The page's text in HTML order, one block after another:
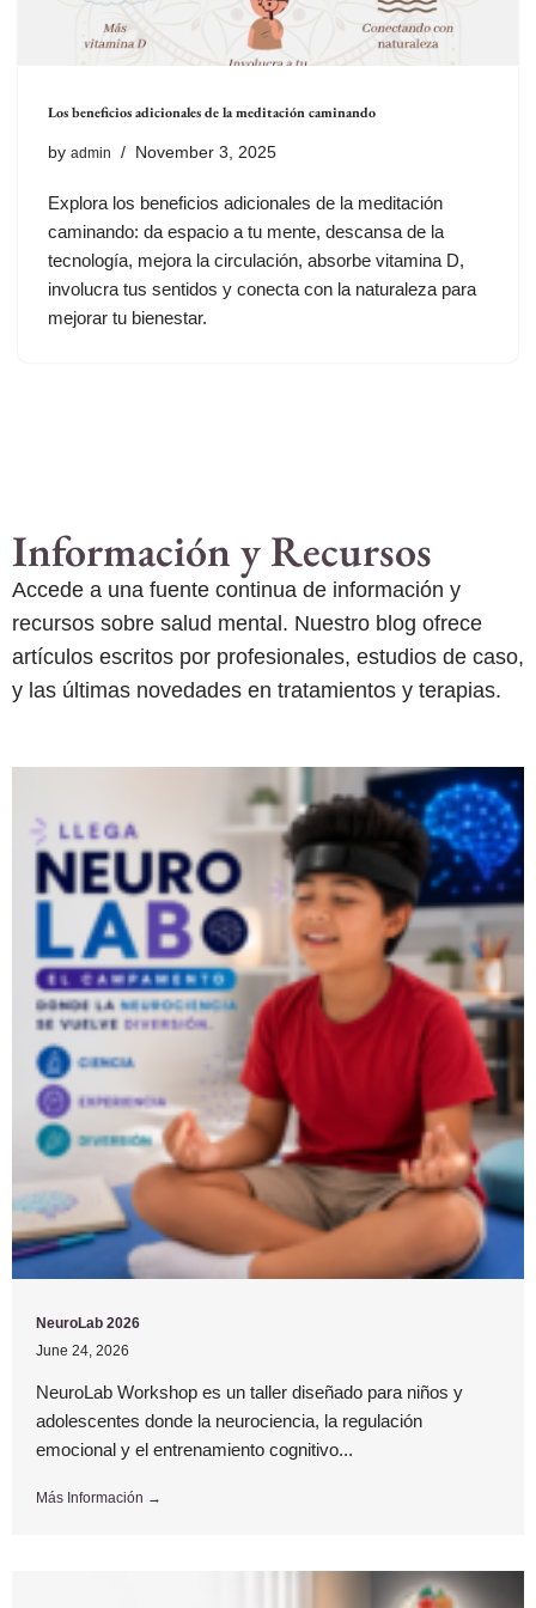
Los beneficios adicionales de la meditación caminando
by admin November 3, 2025
Explora los beneficios adicionales de la meditación
caminando: da espacio a tu mente, descansa de la
tecnología, mejora la circulación, absorbe vitamina D,
involucra tus sentidos y conecta con la naturaleza para
mejorar tu bienestar.
Información y Recursos
Accede a una fuente continua de información y
recursos sobre salud mental. Nuestro blog ofrece
artículos escritos por profesionales, estudios de caso,
y las últimas novedades en tratamientos y terapias.
NeuroLab 2026
June 24, 2026
NeuroLab Workshop es un taller diseñado para niños y
adolescentes donde la neurociencia, la regulación
emocional y el entrenamiento cognitivo...
Más Información →